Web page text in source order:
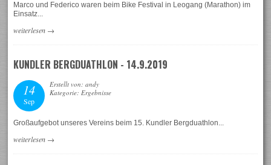
Marco und Federico waren beim Bike Festival in Leogang (Marathon) im
Einsatz...
weiterlesen →
KUNDLER BERGDUATHLON - 14.9.2019
14
Sep
Erstellt von: andy
Kategorie: Ergebnisse
Großaufgebot unseres Vereins beim 15. Kundler Bergduathlon...
weiterlesen →